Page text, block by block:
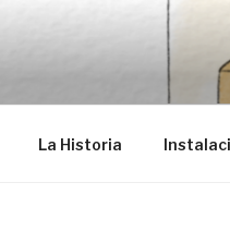
Museu Interativa de Borba
La Historia